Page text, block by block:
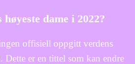
dame i 2022?
offisiell oppgitt verdens
Dette er en tittel som kan endre